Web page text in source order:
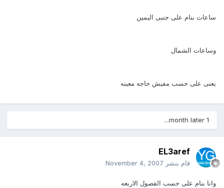
ساعات بنام على جنبى اليمين
وساعات الشمال
يعنى على حسب مفيش حاجه معينه
EL3aref
قام بنشر November 4, 2007
وانا بنام على حسب الفصول الاربعه